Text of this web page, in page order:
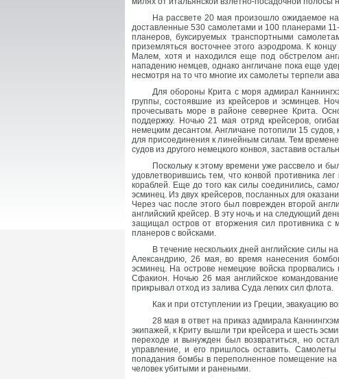
На рассвете 20 мая произошло ожидаемое
доставленные 530 самолетами и 100 планерами
планеров, буксируемых транспортными
приземляться восточнее этого аэродрома. К
Малем, хотя и находился еще под обстрелом
нападению немцев, однако англичане пока еще
несмотря на то что многие их самолеты терпели
Для обороны Крита с моря адмирал
группы, состоявшие из крейсеров и эсминцев.
прочесывать море в районе севернее Крита.
поддержку. Ночью 21 мая отряд крейсеров,
немецким десантом. Англичане потопили 15
для присоединения к линейным силам. Тем
судов из другого немецкого конвоя, заставив
Поскольку к этому времени уже рассвело и
удовлетворившись тем, что конвой противника
кораблей. Еще до того как силы соединились,
эсминец. Из двух крейсеров, посланных для
Через час после этого был поврежден второй
английский крейсер. В эту ночь и на следующий
защищал остров от вторжения сил противника
планеров с войсками.
В течение нескольких дней английские силы
Александрию, 26 мая, во время нанесения
эсминец. На острове немецкие войска
Сфакион. Ночью 26 мая английское
прикрывал отход из залива Суда легких сил флота.
Как и при отступлении из Греции, эвакуацию
28 мая в ответ на приказ адмирала
экипажей, к Криту вышли три крейсера и шесть
переходе и вынужден был возвратиться, но
управление, и его пришлось оставить.
попадания бомбы в переполненное помещение на
человек убитыми и ранеными.